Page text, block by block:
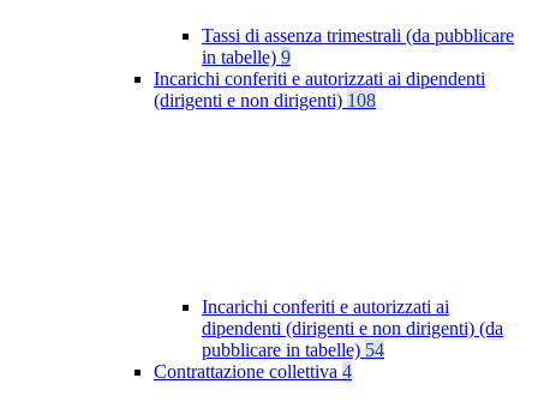
Tassi di assenza trimestrali (da pubblicare
in tabelle) 9
Incarichi conferiti e autorizzati ai dipendenti
(dirigenti e non dirigenti) 108
Incarichi conferiti e autorizzati ai
dipendenti (dirigenti e non dirigenti) (da
pubblicare in tabelle) 54
Contrattazione collettiva 4